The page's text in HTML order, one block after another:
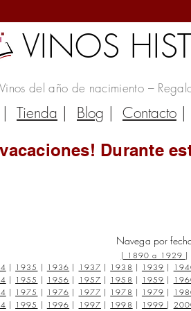
VINOS
Vinos del año de nacimiento –
| Tienda | Blog | Contacto |
Durante
Navega por
| 1890 a 1929 |
| 1935 | 1936 | 1937 | 1938 | 1939 |
| 1955 | 1956 | 1957 | 1958 | 1959 |
| 1975 | 1976 | 1977 | 1978 | 1979 |
| 1995 | 1996 | 1997 | 1998 | 1999 |